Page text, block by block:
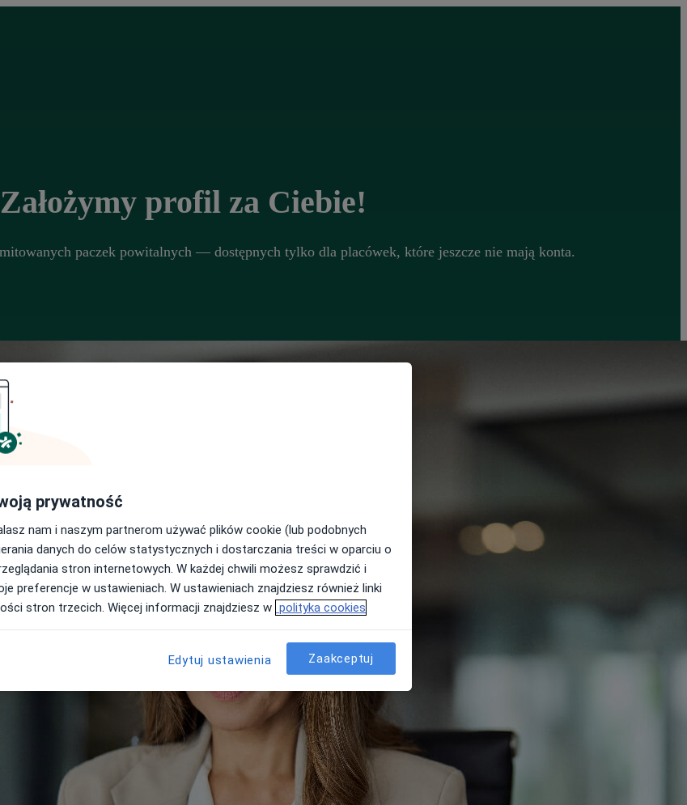
profil za Ciebie!
paczek powitalnych — dostępnych tylko dla placówek, które jeszcze nie mają konta.
prywatność
nam i naszym partnerom używać plików cookie (lub podobnych
danych do celów statystycznych i dostarczania treści w oparciu o
stron internetowych. W każdej chwili możesz sprawdzić i
preferencje w ustawieniach. W ustawieniach znajdziesz również linki
stron trzecich. Więcej informacji znajdziesz w polityka cookies
Edytuj ustawienia Zaakceptuj